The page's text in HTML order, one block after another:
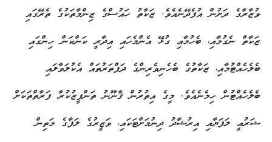
ވުޒާރާގެ ދަށުން އުފެދޭނެއެވެ. ޒަކާތު ހައުސްގެ ޒިންމާތަކުގެ ތެރޭގައި
ޒަކާތް ނެގުމާއި، ބެހުމާއި ގުޅޭ އެންމެހައި އިދާރީ ކަންކަން ހިންގައި
ބެލެހެއްޓުމާއި، ޒަކާތުގެ ބެހެނިވެރިންގެ ދަފްތަރުތައް އެކުލަވާލައި
ބެލެހެއްޓުން ހިމެނެއެވެ. މީގެ އިތުރުން ޤާނޫނު ތަންފީޒުކުރާ ފަރާތްތަކަށް
ޝަރުޢީ ލަފަޔާއި އިރުޝާދު ދިނުމަށްޓަކައި، ވަޒީރުގެ ލަފާގެ މަތިން